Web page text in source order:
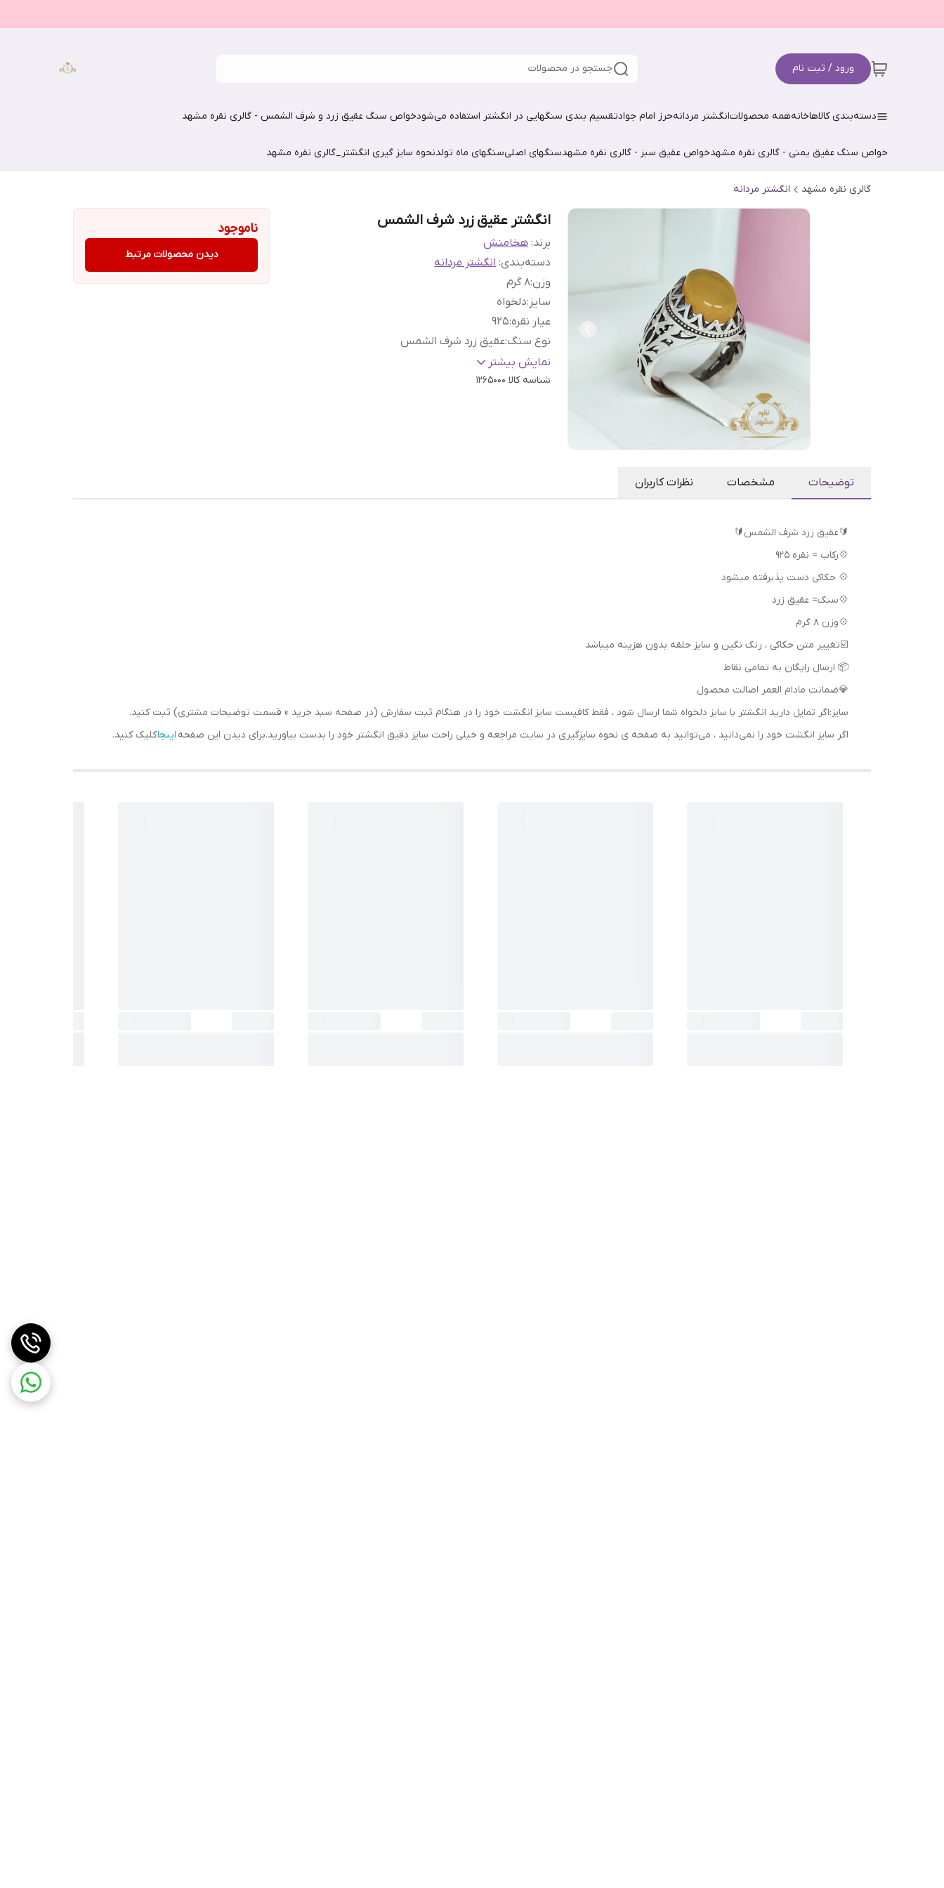
ورود / ثبت نام جستجو در محصولات
دسته‌بندی کالاهاخانههمه محصولاتانگشتر مردانهحرز امام جوادتقسیم بندی سنگهایی در انگشتر استفاده می‌شودخواص سنگ عقیق زرد و شرف الشمس - گالری نقره مشهد
خواص سنگ عقیق یمنی - گالری نقره مشهدخواص عقیق سبز - گالری نقره مشهدسنگهای اصلیسنگهای ماه تولدنحوه سایز گیری انگشتر_گالری نقره مشهد
گالری نقره مشهد انگشتر مردانه
انگشتر عقیق زرد شرف الشمس
برند: هخامنش
دسته‌بندی:انگشتر مردانه
وزن:8 گرم
سایز :دلخواه
عیار نقره:
925
نوع سنگ:عقیق زرد شرف الشمس
رنگ نگین:زرد
نمایش بیشتر
شناسه کالا 1265000
ناموجود
دیدن محصولات مرتبط
توضیحات مشخصات نظرات کاربران
🔰عقیق زرد شرف الشمس🔰
💠رکاب = نقره 925
💠 حکاکی دست پذیرفته میشود
💠سنگ= عقیق زرد
💠وزن 8 گرم
📦 ارسال رایگان به تمامی نقاط
💎ضمانت مادام العمر اصالت محصول
سایز:اگر تمایل دارید انگشتر با سایز دلخواه شما ارسال شود ، فقط کافیست سایز انگشت خود را در هنگام ثبت سفارش (در صفحه سبد خرید » قسمت توضیحات مشتری) ثبت کنید.
اگر سایز انگشت خود را نمی‌دانید ، می‌توانید به صفحه ی نحوه سایزگیری در سایت مراجعه و خیلی راحت سایز دقیق انگشتر خود را بدست بیاورید.برای دیدن این صفحه اینجاکلیک کنید.